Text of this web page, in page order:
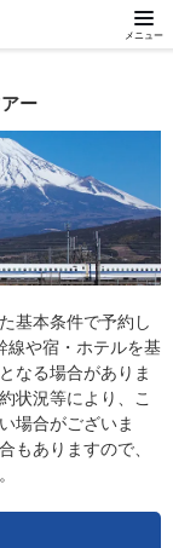
メニュー
ー
基本条件で予約し
線や宿・ホテルを基
なる場合がありま
状況等により、こ
場合がございま
もありますので、